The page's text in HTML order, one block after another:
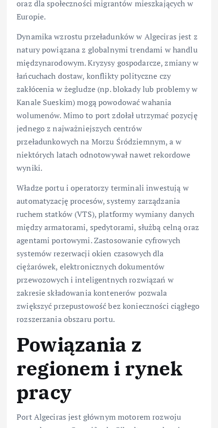
oraz dla społeczności migrantów mieszkających w
Europie.
Dynamika wzrostu przeładunków w Algeciras jest z
natury powiązana z globalnymi trendami w handlu
międzynarodowym. Kryzysy gospodarcze, zmiany w
łańcuchach dostaw, konflikty polityczne czy
zakłócenia w żegludze (np. blokady lub problemy w
Kanale Sueskim) mogą powodować wahania
wolumenów. Mimo to port zdołał utrzymać pozycję
jednego z najważniejszych centrów
przeładunkowych na Morzu Śródziemnym, a w
niektórych latach odnotowywał nawet rekordowe
wyniki.
Władze portu i operatorzy terminali inwestują w
automatyzację procesów, systemy zarządzania
ruchem statków (VTS), platformy wymiany danych
między armatorami, spedytorami, służbą celną oraz
agentami portowymi. Zastosowanie cyfrowych
systemów rezerwacji okien czasowych dla
ciężarówek, elektronicznych dokumentów
przewozowych i inteligentnych rozwiązań w
zakresie składowania kontenerów pozwala
zwiększyć przepustowość bez konieczności ciągłego
rozszerzania obszaru portu.
Powiązania z
regionem i rynek
pracy
Port Algeciras jest głównym motorem rozwoju